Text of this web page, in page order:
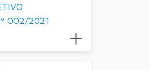
002/2021